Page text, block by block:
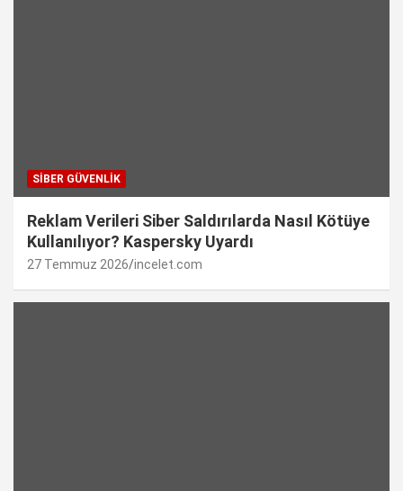
SIBER GÜVENLIK
Reklam Verileri Siber Saldırılarda Nasıl Kötüye
Kullanılıyor? Kaspersky Uyardı
27 Temmuz 2026 incelet.com